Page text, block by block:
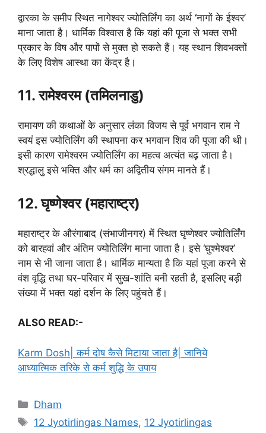
द्वारका के समीप स्थित नागेश्वर ज्योतिर्लिंग का अर्थ ‘नागों के ईश्वर’
माना जाता है। धार्मिक विश्वास है कि यहां की पूजा से भक्त सभी
प्रकार के विष और पापों से मुक्त हो सकते हैं। यह स्थान शिवभक्तों
के लिए विशेष आस्था का केंद्र है।
11. रामेश्वरम (तमिलनाडु)
रामायण की कथाओं के अनुसार लंका विजय से पूर्व भगवान राम ने
स्वयं इस ज्योतिर्लिंग की स्थापना कर भगवान शिव की पूजा की थी।
इसी कारण रामेश्वरम ज्योतिर्लिंग का महत्व अत्यंत बढ़ जाता है।
श्रद्धालु इसे भक्ति और धर्म का अद्वितीय संगम मानते हैं।
12. घृष्णेश्वर (महाराष्ट्र)
महाराष्ट्र के औरंगाबाद (संभाजीनगर) में स्थित घृष्णेश्वर ज्योतिर्लिंग
को बारहवां और अंतिम ज्योतिर्लिंग माना जाता है। इसे ‘घुश्मेश्वर’
नाम से भी जाना जाता है। धार्मिक मान्यता है कि यहां पूजा करने से
वंश वृद्धि तथा घर-परिवार में सुख-शांति बनी रहती है, इसलिए बड़ी
संख्या में भक्त यहां दर्शन के लिए पहुंचते हैं।
ALSO READ:-
Karm Dosh| कर्म दोष कैसे मिटाया जाता है| जानिये
आध्यात्मिक तरिके से कर्म शुद्धि के उपाय
C
a
Dham
T
12 Jyotirlingas Names, 12 Jyotirlingas